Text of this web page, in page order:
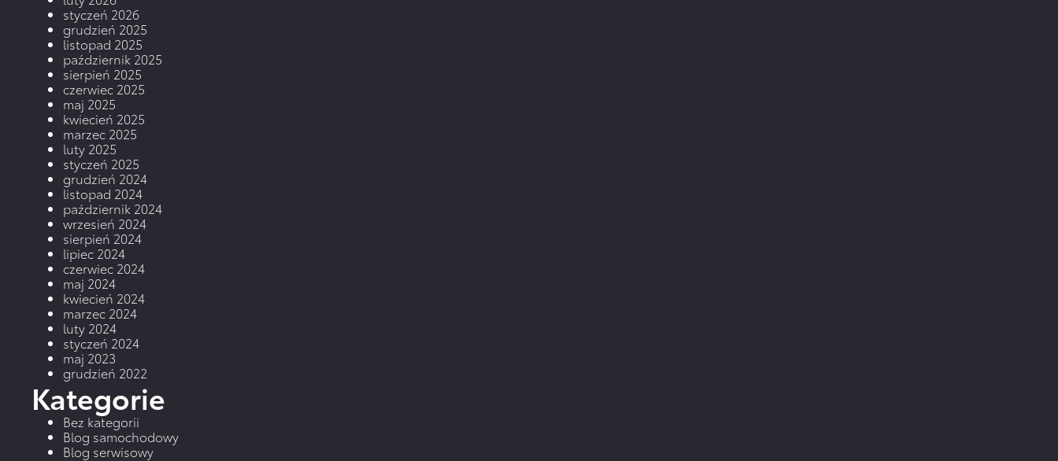
styczeń 2026
grudzień 2025
listopad 2025
październik 2025
sierpień 2025
czerwiec 2025
maj 2025
kwiecień 2025
marzec 2025
luty 2025
styczeń 2025
grudzień 2024
listopad 2024
październik 2024
wrzesień 2024
sierpień 2024
lipiec 2024
czerwiec 2024
maj 2024
kwiecień 2024
marzec 2024
luty 2024
styczeń 2024
maj 2023
grudzień 2022
Kategorie
Bez kategorii
Blog samochodowy
Blog serwisowy